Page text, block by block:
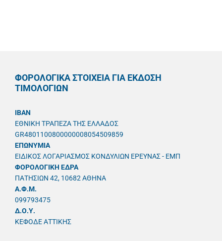
ΦΟΡΟΛΟΓΙΚΑ ΣΤΟΙΧΕΙΑ ΓΙΑ ΕΚΔΟΣΗ
ΤΙΜΟΛΟΓΙΩΝ
IBAN
ΕΘΝΙΚΗ ΤΡΑΠΕΖΑ ΤΗΣ ΕΛΛΑΔΟΣ
GR4801100800000008054509859
ΕΠΩΝΥΜΙΑ
ΕΙΔΙΚΟΣ ΛΟΓΑΡΙΑΣΜΟΣ ΚΟΝΔΥΛΙΩΝ ΕΡΕΥΝΑΣ - ΕΜΠ
ΦΟΡΟΛΟΓΙΚΗ ΕΔΡΑ
ΠΑΤΗΣΙΩΝ 42, 10682 ΑΘΗΝΑ
A.Φ.Μ.
099793475
Δ.Ο.Υ.
ΚΕΦΟΔΕ ΑΤΤΙΚΗΣ